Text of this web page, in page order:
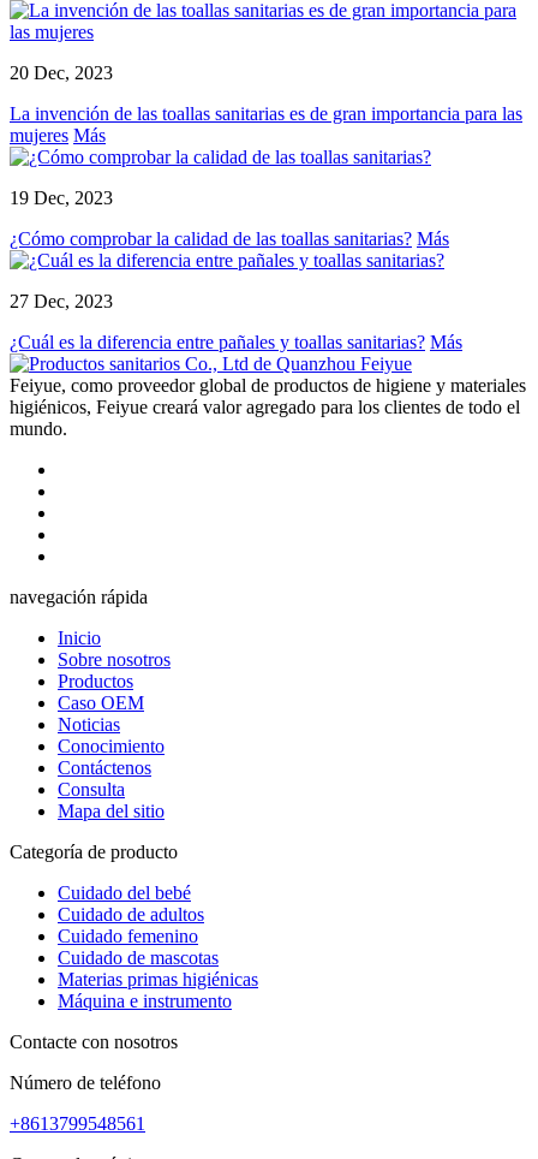
20 Dec, 2023
La invención de las toallas sanitarias es de gran importancia para las
mujeres Más
19 Dec, 2023
¿Cómo comprobar la calidad de las toallas sanitarias? Más
27 Dec, 2023
¿Cuál es la diferencia entre pañales y toallas sanitarias? Más
Feiyue, como proveedor global de productos de higiene y materiales
higiénicos, Feiyue creará valor agregado para los clientes de todo el
mundo.
navegación rápida
Inicio
Sobre nosotros
Productos
Caso OEM
Noticias
Conocimiento
Contáctenos
Consulta
Mapa del sitio
Categoría de producto
Cuidado del bebé
Cuidado de adultos
Cuidado femenino
Cuidado de mascotas
Materias primas higiénicas
Máquina e instrumento
Contacte con nosotros
Número de teléfono
+8613799548561